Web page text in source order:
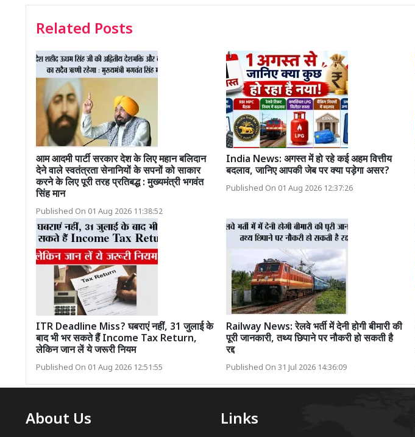
Related Posts
आम आदमी पार्टी सरकार देश के लिए महान बलिदान
देने वाले स्वतंत्रता सेनानियों के सपनों को साकार
करने के लिए पूरी तरह प्रतिबद्ध : मुख्यमंत्री भगवंत
सिंह मान
Published On 01 Aug 2026 11:38:52
India News: अगस्त में हो रहे कई अहम वित्तीय
बदलाव, जानिए आपकी जेब पर क्या पड़ेगा असर?
Published On 01 Aug 2026 12:37:26
ITR Deadline Miss? घबराएं नहीं, 31 जुलाई के
बाद भी भर सकते हैं Income Tax Return,
लेकिन जान लें ये जरूरी नियम
Published On 01 Aug 2026 12:51:55
Railway News: रेलवे भर्ती में देनी होगी बीमारी की
पूरी जानकारी, तथ्य छिपाने पर नौकरी हो सकती है
रद्द
Published On 31 Jul 2026 14:36:09
About Us Links